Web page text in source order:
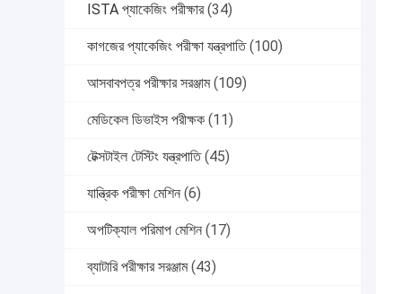
ISTA প্যাকেজিং পরীক্ষার (34)
কাগজের প্যাকেজিং পরীক্ষা যন্ত্রপাতি (100)
আসবাবপত্র পরীক্ষার সরঞ্জাম (109)
মেডিকেল ডিভাইস পরীক্ষক (11)
টেক্সটাইল টেস্টিং যন্ত্রপাতি (45)
যান্ত্রিক পরীক্ষা মেশিন (6)
অপটিক্যাল পরিমাপ মেশিন (17)
ব্যাটারি পরীক্ষার সরঞ্জাম (43)